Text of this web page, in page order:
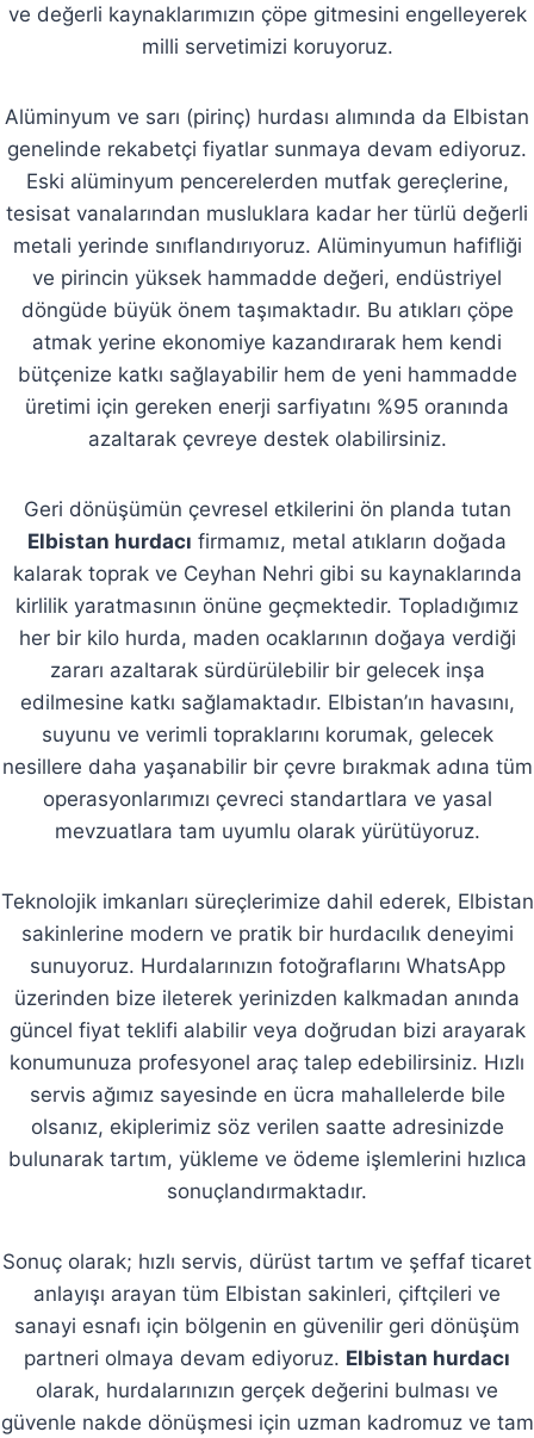
ve değerli kaynaklarımızın çöpe gitmesini engelleyerek
milli servetimizi koruyoruz.
Alüminyum ve sarı (pirinç) hurdası alımında da Elbistan
genelinde rekabetçi fiyatlar sunmaya devam ediyoruz.
Eski alüminyum pencerelerden mutfak gereçlerine,
tesisat vanalarından musluklara kadar her türlü değerli
metali yerinde sınıflandırıyoruz. Alüminyumun hafifliği
ve pirincin yüksek hammadde değeri, endüstriyel
döngüde büyük önem taşımaktadır. Bu atıkları çöpe
atmak yerine ekonomiye kazandırarak hem kendi
bütçenize katkı sağlayabilir hem de yeni hammadde
üretimi için gereken enerji sarfiyatını %95 oranında
azaltarak çevreye destek olabilirsiniz.
Geri dönüşümün çevresel etkilerini ön planda tutan
Elbistan hurdacı firmamız, metal atıkların doğada
kalarak toprak ve Ceyhan Nehri gibi su kaynaklarında
kirlilik yaratmasının önüne geçmektedir. Topladığımız
her bir kilo hurda, maden ocaklarının doğaya verdiği
zararı azaltarak sürdürülebilir bir gelecek inşa
edilmesine katkı sağlamaktadır. Elbistan’ın havasını,
suyunu ve verimli topraklarını korumak, gelecek
nesillere daha yaşanabilir bir çevre bırakmak adına tüm
operasyonlarımızı çevreci standartlara ve yasal
mevzuatlara tam uyumlu olarak yürütüyoruz.
Teknolojik imkanları süreçlerimize dahil ederek, Elbistan
sakinlerine modern ve pratik bir hurdacılık deneyimi
sunuyoruz. Hurdalarınızın fotoğraflarını WhatsApp
üzerinden bize ileterek yerinizden kalkmadan anında
güncel fiyat teklifi alabilir veya doğrudan bizi arayarak
konumunuza profesyonel araç talep edebilirsiniz. Hızlı
servis ağımız sayesinde en ücra mahallelerde bile
olsanız, ekiplerimiz söz verilen saatte adresinizde
bulunarak tartım, yükleme ve ödeme işlemlerini hızlıca
sonuçlandırmaktadır.
Sonuç olarak; hızlı servis, dürüst tartım ve şeffaf ticaret
anlayışı arayan tüm Elbistan sakinleri, çiftçileri ve
sanayi esnafı için bölgenin en güvenilir geri dönüşüm
partneri olmaya devam ediyoruz. Elbistan hurdacı
olarak, hurdalarınızın gerçek değerini bulması ve
güvenle nakde dönüşmesi için uzman kadromuz ve tam